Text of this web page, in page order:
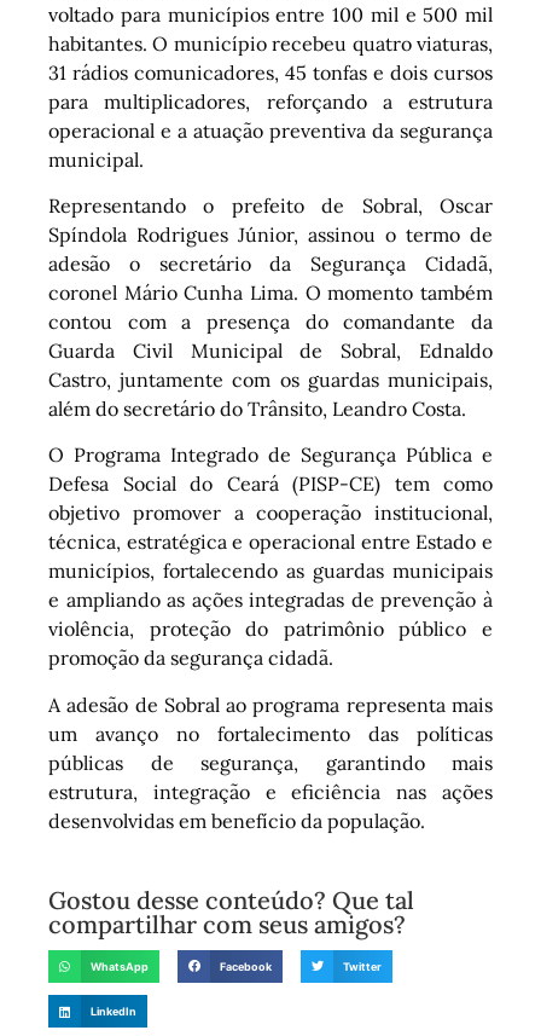
voltado para municípios entre 100 mil e 500 mil
habitantes. O município recebeu quatro viaturas,
31 rádios comunicadores, 45 tonfas e dois cursos
para multiplicadores, reforçando a estrutura
operacional e a atuação preventiva da segurança
municipal.
Representando o prefeito de Sobral, Oscar
Spíndola Rodrigues Júnior, assinou o termo de
adesão o secretário da Segurança Cidadã,
coronel Mário Cunha Lima. O momento também
contou com a presença do comandante da
Guarda Civil Municipal de Sobral, Ednaldo
Castro, juntamente com os guardas municipais,
além do secretário do Trânsito, Leandro Costa.
O Programa Integrado de Segurança Pública e
Defesa Social do Ceará (PISP-CE) tem como
objetivo promover a cooperação institucional,
técnica, estratégica e operacional entre Estado e
municípios, fortalecendo as guardas municipais
e ampliando as ações integradas de prevenção à
violência, proteção do patrimônio público e
promoção da segurança cidadã.
A adesão de Sobral ao programa representa mais
um avanço no fortalecimento das políticas
públicas de segurança, garantindo mais
estrutura, integração e eficiência nas ações
desenvolvidas em benefício da população.
Gostou desse conteúdo? Que tal
compartilhar com seus amigos?
WhatsApp Facebook Twitter
LinkedIn